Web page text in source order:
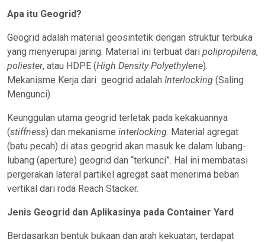
Apa itu Geogrid?
Geogrid adalah material geosintetik dengan struktur terbuka
yang menyerupai jaring. Material ini terbuat dari polipropilena,
poliester, atau HDPE (High Density Polyethylene).
Mekanisme Kerja dari geogrid adalah Interlocking (Saling
Mengunci)
Keunggulan utama geogrid terletak pada kekakuannya
(stiffness) dan mekanisme interlocking. Material agregat
(batu pecah) di atas geogrid akan masuk ke dalam lubang-
lubang (aperture) geogrid dan “terkunci”. Hal ini membatasi
pergerakan lateral partikel agregat saat menerima beban
vertikal dari roda Reach Stacker.
Jenis Geogrid dan Aplikasinya pada Container Yard
Berdasarkan bentuk bukaan dan arah kekuatan, terdapat